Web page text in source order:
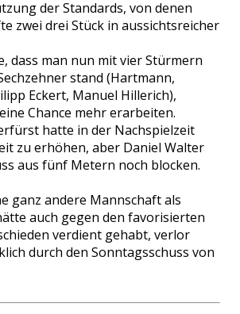
der Standards, von denen
zwei drei Stück in aussichtsreicher
dass man nun mit vier Stürmern
stand (Hartmann,
Eckert, Manuel Hillerich),
Chance mehr erarbeiten.
hatte in der Nachspielzeit
zu erhöhen, aber Daniel Walter
aus fünf Metern noch blocken.
ganz andere Mannschaft als
auch gegen den favorisierten
verdient gehabt, verlor
durch den Sonntagsschuss von